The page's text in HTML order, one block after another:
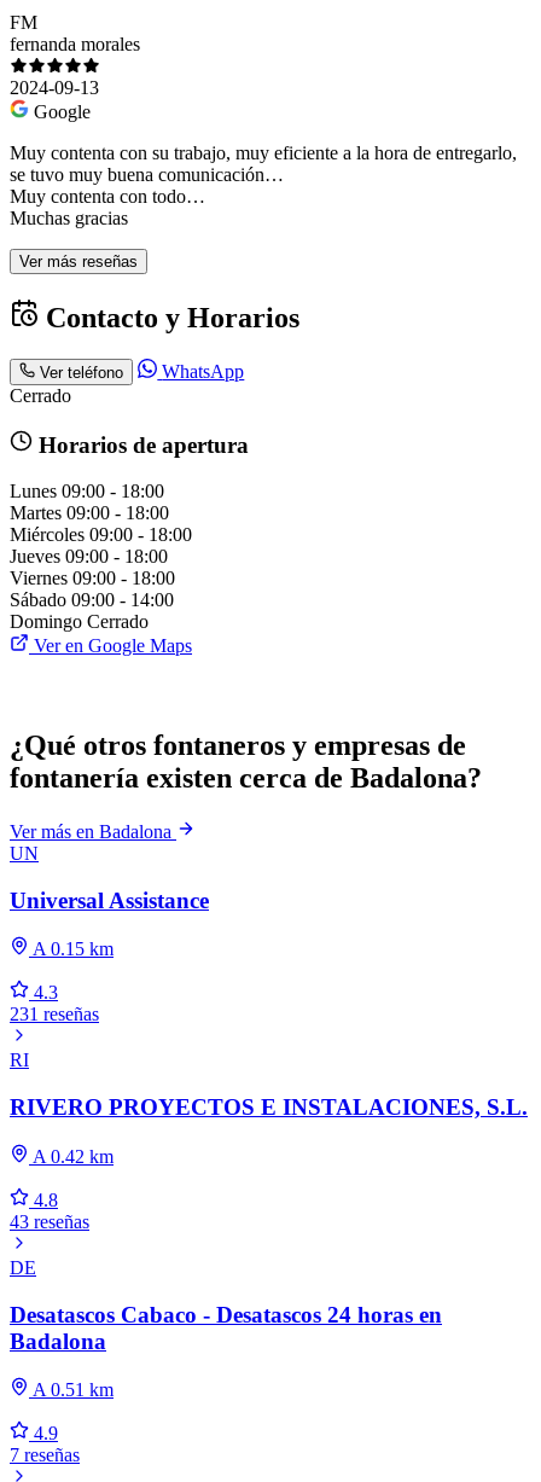
FM
fernanda morales
2024-09-13
Google
Muy contenta con su trabajo, muy eficiente a la hora de entregarlo,
se tuvo muy buena comunicación…
Muy contenta con todo…
Muchas gracias
Ver más reseñas
Contacto y Horarios
Ver teléfono
WhatsApp
Cerrado
Horarios de apertura
Lunes 09:00 - 18:00
Martes 09:00 - 18:00
Miércoles 09:00 - 18:00
Jueves 09:00 - 18:00
Viernes 09:00 - 18:00
Sábado 09:00 - 14:00
Domingo Cerrado
Ver en Google Maps
¿Qué otros fontaneros y empresas de
fontanería existen cerca de Badalona?
Ver más en Badalona
UN
Universal Assistance
A 0.15 km
4.3
231 reseñas
RI
RIVERO PROYECTOS E INSTALACIONES, S.L.
A 0.42 km
4.8
43 reseñas
DE
Desatascos Cabaco - Desatascos 24 horas en
Badalona
A 0.51 km
4.9
7 reseñas